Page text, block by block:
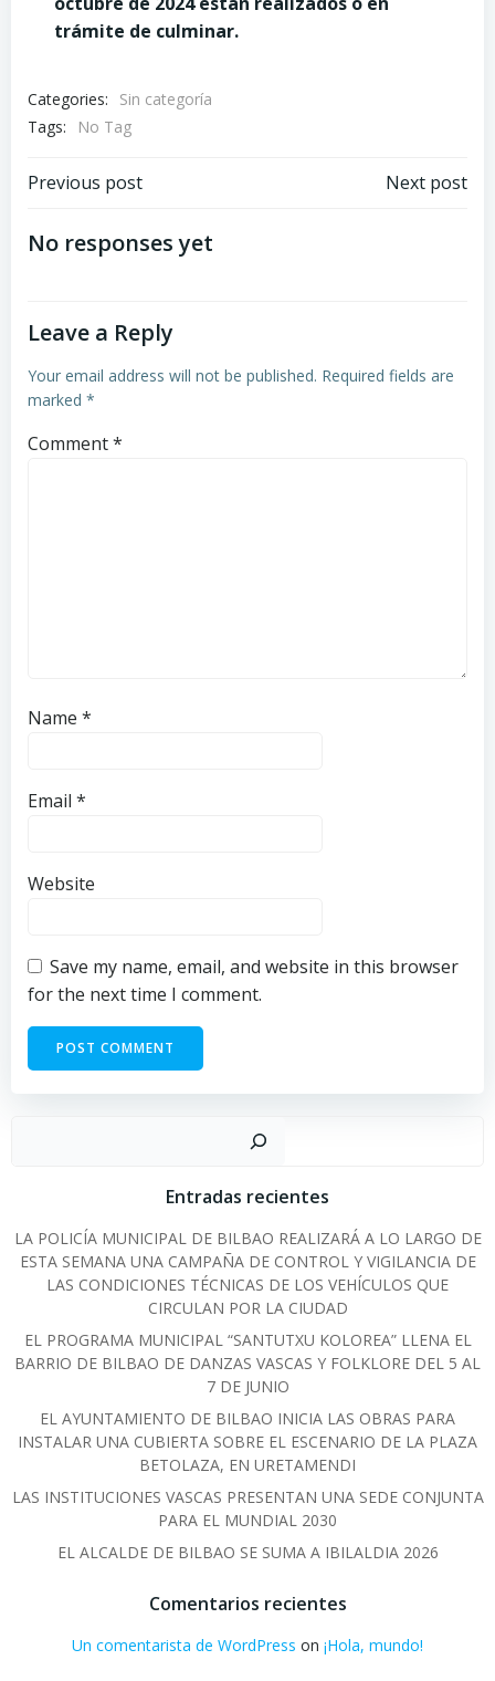
trámite de culminar.
Categories:
Sin categoría
Tags:
No Tag
Post
navigation
Previous post Next post
No responses yet
Leave a Reply
Your email address will not be published. Required fields are
marked *
Comment*
Name *
Email *
Website
Save my name, email, and website in this browser
for the next time I comment.
Entradas recientes
LA POLICÍA MUNICIPAL DE BILBAO REALIZARÁ A LO LARGO DE
ESTA SEMANA UNA CAMPAÑA DE CONTROL Y VIGILANCIA DE
LAS CONDICIONES TÉCNICAS DE LOS VEHÍCULOS QUE
CIRCULAN POR LA CIUDAD
EL PROGRAMA MUNICIPAL “SANTUTXU KOLOREA” LLENA EL
BARRIO DE BILBAO DE DANZAS VASCAS Y FOLKLORE DEL 5 AL
7 DE JUNIO
EL AYUNTAMIENTO DE BILBAO INICIA LAS OBRAS PARA
INSTALAR UNA CUBIERTA SOBRE EL ESCENARIO DE LA PLAZA
BETOLAZA, EN URETAMENDI
LAS INSTITUCIONES VASCAS PRESENTAN UNA SEDE CONJUNTA
PARA EL MUNDIAL 2030
EL ALCALDE DE BILBAO SE SUMA A IBILALDIA 2026
Comentarios recientes
Un comentarista de WordPress on ¡Hola, mundo!